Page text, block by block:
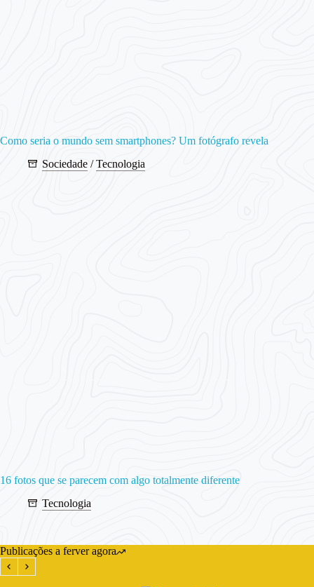
Como seria o mundo sem smartphones? Um fotógrafo revela
Sociedade /Tecnologia
16 fotos que se parecem com algo totalmente diferente
Tecnologia
Publicações a ferver agora